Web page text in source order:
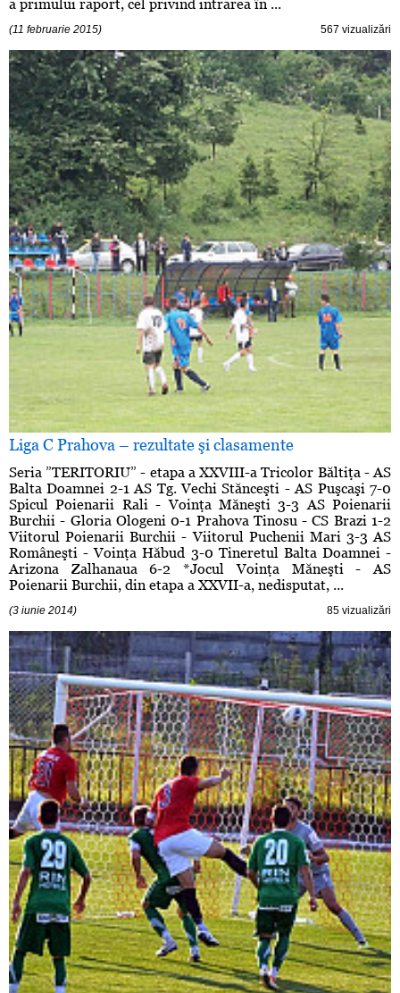
a primului raport, cel privind intrarea în ...
(11 februarie 2015) 567 vizualizări
Liga C Prahova – rezultate şi clasamente
Seria ”TERITORIU” - etapa a XXVIII-a Tricolor Băltiţa - AS
Balta Doamnei 2-1 AS Tg. Vechi Stănceşti - AS Puşcaşi 7-0
Spicul Poienarii Rali - Voinţa Măneşti 3-3 AS Poienarii
Burchii - Gloria Ologeni 0-1 Prahova Tinosu - CS Brazi 1-2
Viitorul Poienarii Burchii - Viitorul Puchenii Mari 3-3 AS
Româneşti - Voinţa Hăbud 3-0 Tineretul Balta Doamnei -
Arizona Zalhanaua 6-2 *Jocul Voinţa Măneşti - AS
Poienarii Burchii, din etapa a XXVII-a, nedisputat, ...
(3 iunie 2014) 85 vizualizări